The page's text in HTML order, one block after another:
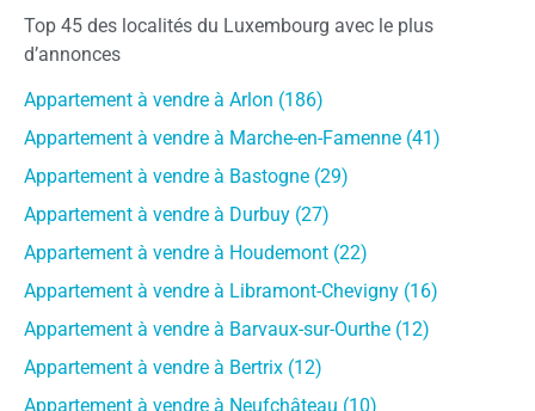
Top 45 des localités du Luxembourg avec le plus
d’annonces
Appartement à vendre à Arlon (186)
Appartement à vendre à Marche-en-Famenne (41)
Appartement à vendre à Bastogne (29)
Appartement à vendre à Durbuy (27)
Appartement à vendre à Houdemont (22)
Appartement à vendre à Libramont-Chevigny (16)
Appartement à vendre à Barvaux-sur-Ourthe (12)
Appartement à vendre à Bertrix (12)
Appartement à vendre à Neufchâteau (10)